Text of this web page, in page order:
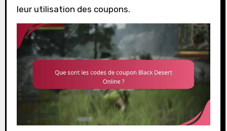
leur utilisation des coupons.